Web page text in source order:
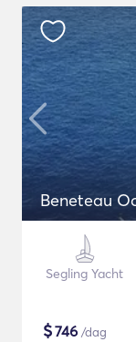
Beneteau
Segling Yacht
$746 /dag